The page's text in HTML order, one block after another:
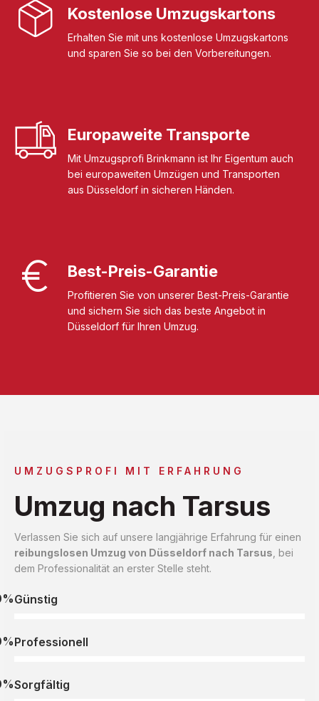
Kostenlose Umzugskartons
Erhalten Sie mit uns kostenlose Umzugskartons
und sparen Sie so bei den Vorbereitungen.
Europaweite Transporte
Mit Umzugsprofi Brinkmann ist Ihr Eigentum auch
bei europaweiten Umzügen und Transporten
aus Düsseldorf in sicheren Händen.
Best-Preis-Garantie
Profitieren Sie von unserer Best-Preis-Garantie
und sichern Sie sich das beste Angebot in
Düsseldorf für Ihren Umzug.
UMZUGSPROFI MIT ERFAHRUNG
Umzug nach Tarsus
Verlassen Sie sich auf unsere langjährige Erfahrung für einen
reibungslosen Umzug von Düsseldorf nach Tarsus , bei
dem Professionalität an erster Stelle steht.
Günstig
Professionell
Sorgfältig